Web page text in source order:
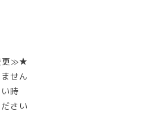
更≫★
せん
い時
さい